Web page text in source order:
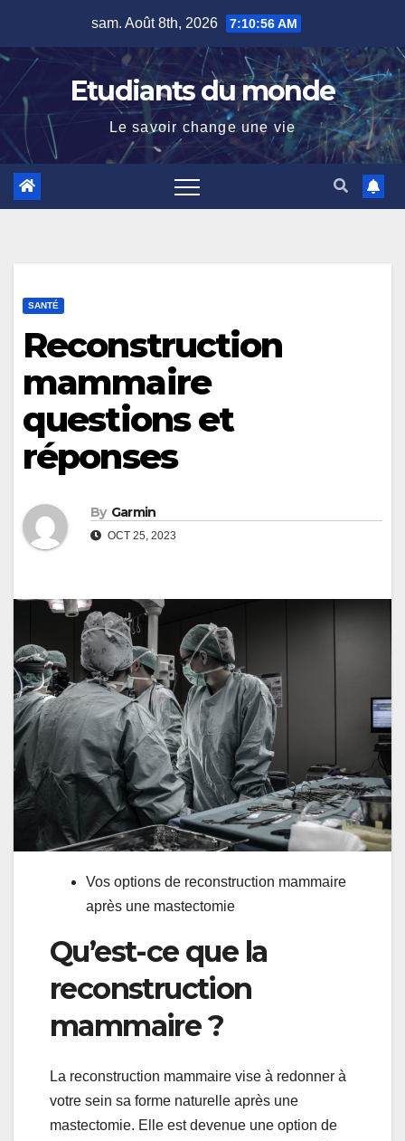
content
sam. Août 8th, 2026 7:10:57 AM
Etudiants du monde
Le savoir change une vie
SANTÉ
Reconstruction
mammaire
questions et
réponses
By Garmin
OCT 25, 2023
Vos options de reconstruction mammaire
après une mastectomie
Qu’est-ce que la
reconstruction
mammaire ?
La reconstruction mammaire vise à redonner à
votre sein sa forme naturelle après une
mastectomie. Elle est devenue une option de